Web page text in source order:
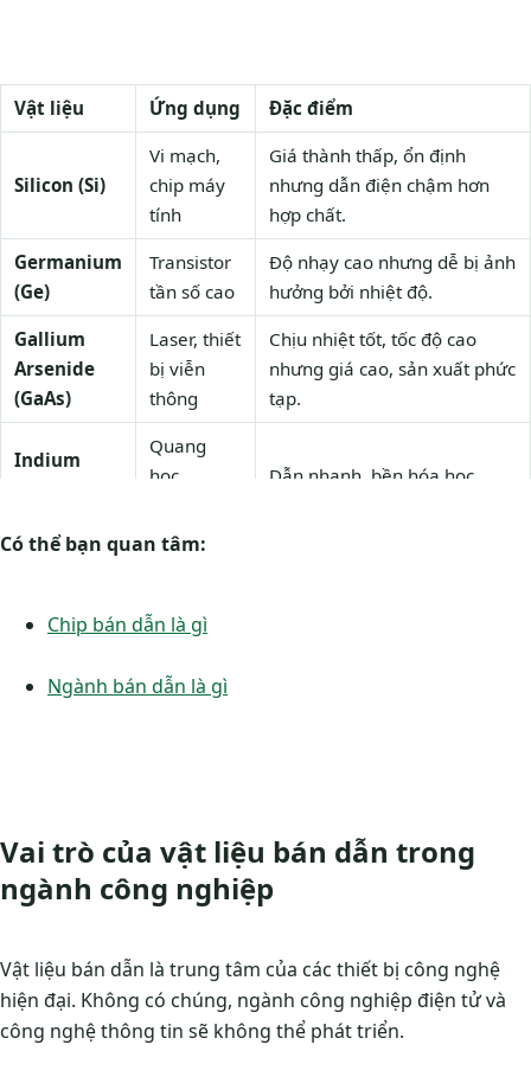
Vật liệu Ứng dụng Đặc điểm
Silicon (Si)
Vi mạch,
chip máy
tính
Giá thành thấp, ổn định
nhưng dẫn điện chậm hơn
hợp chất.
Germanium
(Ge)
Transistor
tần số cao
Độ nhạy cao nhưng dễ bị ảnh
hưởng bởi nhiệt độ.
Gallium
Arsenide
(GaAs)
Laser, thiết
bị viễn
thông
Chịu nhiệt tốt, tốc độ cao
nhưng giá cao, sản xuất phức
tạp.
Indium
Quang
học,
thông
Dẫn nhanh, bền hóa học
(Poly-Si)
lượng mặt
trời
Có thể bạn quan tâm:
Chip bán dẫn là gì
Ngành bán dẫn là gì
Vai trò của vật liệu bán dẫn trong
ngành công nghiệp
Vật liệu bán dẫn là trung tâm của các thiết bị công nghệ
hiện đại. Không có chúng, ngành công nghiệp điện tử và
công nghệ thông tin sẽ không thể phát triển.